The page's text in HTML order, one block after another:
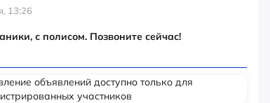
13:26
с полисом. Позвоните сейчас!
объявлений доступно только для
участников